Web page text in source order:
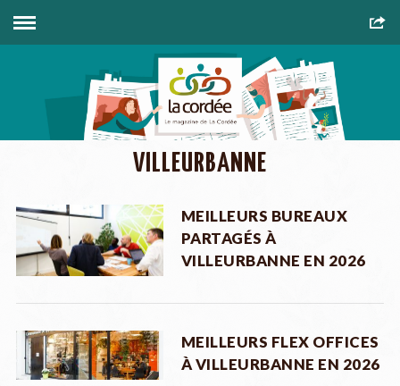
VILLEURBANNE
MEILLEURS BUREAUX
PARTAGÉS À
VILLEURBANNE EN 2026
MEILLEURS FLEX OFFICES
À VILLEURBANNE EN 2026